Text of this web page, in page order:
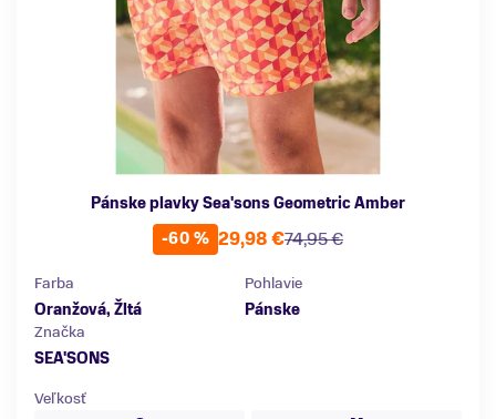
Pánske plavky Sea'sons Geometric Amber
-60 %
74,95 €
29,98 €
Farba
Oranžová, Žltá
Pohlavie
Pánske
Značka
SEA'SONS
Veľkosť